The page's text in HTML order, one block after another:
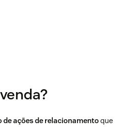
de ações de relacionamentoque